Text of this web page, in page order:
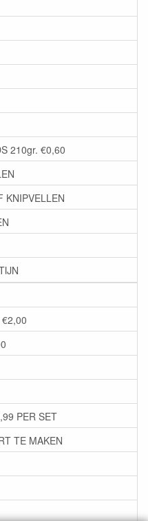
210gr. €0,60
KNIPVELLEN
PER SET
TE MAKEN